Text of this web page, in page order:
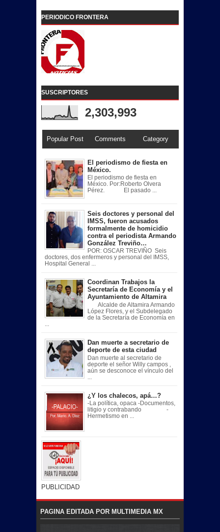
PERIODICO FRONTERA
SUSCRIPTORES
2,303,993
Popular Post Comments Category
El periodismo de fiesta en
México.
El periodismo de fiesta en
México. Por:Roberto Olvera
Pérez. El pasado ...
Seis doctores y personal del
IMSS, fueron acusados
formalmente de homicidio
contra el periodista Armando
González Treviño…
POR: OSCAR TREVIÑO Seis
doctores, dos enfermeros y personal del IMSS,
Hospital General ...
Coordinan Trabajos la
Secretaría de Economía y el
Ayuntamiento de Altamira
Alcalde de Altamira Armando
López Flores, y el Subdelegado
de la Secretaría de Economía en
Dan muerte a secretario de
deporte de esta ciudad
Dan muerte al secretario de
deporte el señor Willy campos ,
aún se desconoce el vínculo del
¿Y los chalecos, apá…?
-La política, opaca -Documentos,
litigio y contrabando -
Hermetismo en ...
PUBLICIDAD
PAGINA EDITADA POR MULTIMEDIA MX